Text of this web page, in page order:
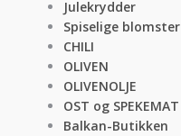
Julekrydder
Spiselige blomster
CHILI
OLIVEN
OLIVENOLJE
OST og SPEKEMAT
Balkan-Butikken